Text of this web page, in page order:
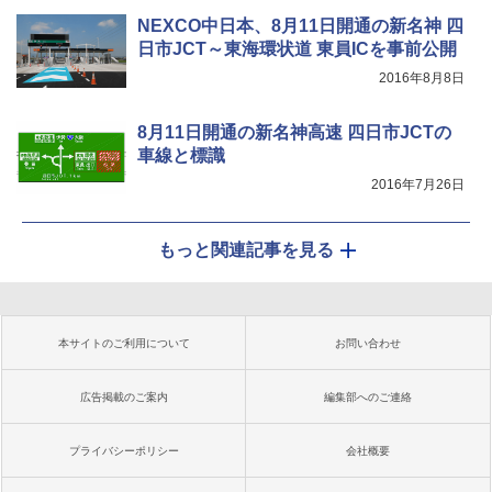
NEXCO中日本、8月11日開通の新名神 四
日市JCT～東海環状道 東員ICを事前公開
2016年8月8日
8月11日開通の新名神高速 四日市JCTの
車線と標識
2016年7月26日
もっと関連記事を見る
本サイトのご利用について お問い合わせ
広告掲載のご案内 編集部へのご連絡
プライバシーポリシー 会社概要